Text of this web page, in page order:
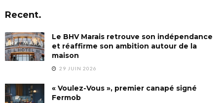
Recent.
Le BHV Marais retrouve son indépendance
et réaffirme son ambition autour de la
maison
29 JUIN 2026
« Voulez-Vous », premier canapé signé
Fermob